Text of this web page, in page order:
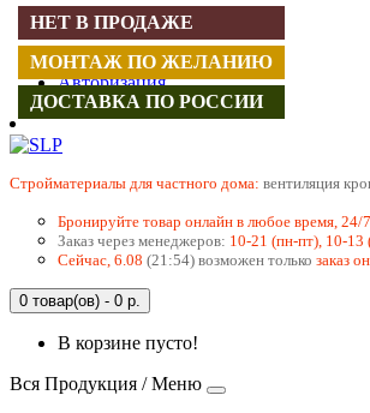
Регистрация
Авторизация
Cтройматериалы для частного дома: вентиляция
Бронируйте товар онлайн в любое время, 24/7
Заказ через менеджеров: 10-21 (пн-пт), 10-13
Сейчас, 6.08 (21:54) возможен только заказ
0 товар(ов) - 0 р.
В корзине пусто!
Вся Продукция / Меню
НЕТ В ПРОДАЖЕ
МОНТАЖ ПО ЖЕЛАНИЮ
ДОСТАВКА ПО РОССИИ